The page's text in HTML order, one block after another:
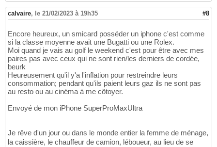
calvaire, le 21/02/2023 à 19h35 #8
Encore heureux, un smicard posséder un iphone c'est comme
si la classe moyenne avait une Bugatti ou une Rolex.
Moi quand je vais au golf le weekend c'est pour être avec mes
paires pas avec ceux qui ne sont rien/les derniers de cordée,
beurk
Heureusement qu'il y'a l'inflation pour restreindre leurs
consommation; pendant qu'ils paient leurs gaz ils ne sont pas
au resto ou au cinéma à me côtoyer.
Envoyé de mon iPhone SuperProMaxUltra
Je rêve d'un jour ou dans le monde entier la femme de ménage,
la caissière, le chauffeur de camion, léboueur, au lieu de se